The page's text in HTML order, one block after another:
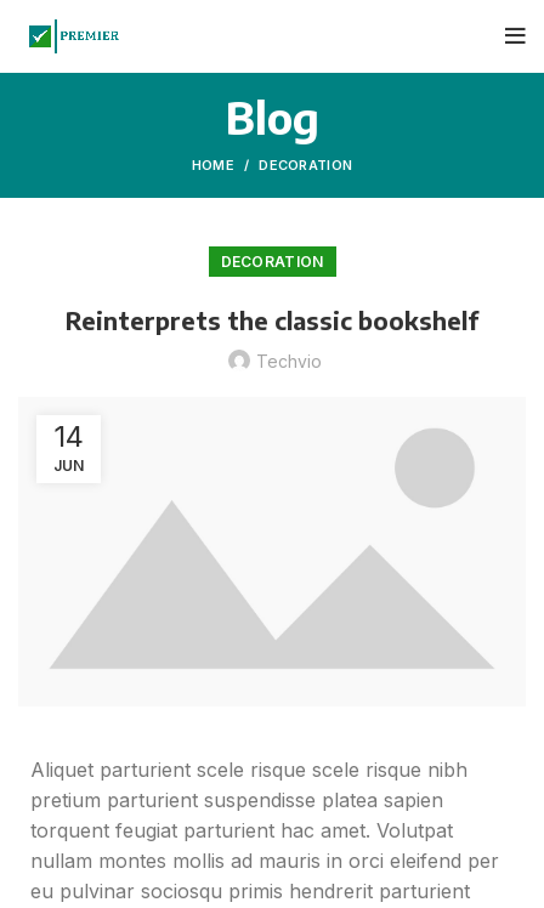
Blog
HOME DECORATION
DECORATION
Reinterprets the classic bookshelf
Techvio
14
JUN
Aliquet parturient scele risque scele risque nibh
pretium parturient suspendisse platea sapien
torquent feugiat parturient hac amet. Volutpat
nullam montes mollis ad mauris in orci eleifend per
eu pulvinar sociosqu primis hendrerit parturient